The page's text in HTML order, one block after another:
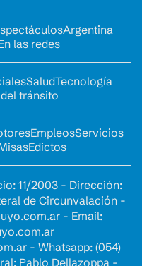
Argentina
las redes
SaludTecnología
tránsito
EmpleosServicios
Edictos
11/2003 - Dirección:
de Circunvalación -
- Email:
- Whatsapp: (054)
Pablo Dellazoppa -